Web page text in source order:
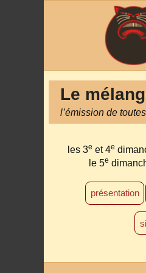
Le
l’émission de
les 3e et 4e
le 5e
présentation